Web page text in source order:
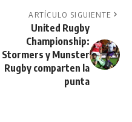
ARTÍCULO SIGUIENTE
United Rugby
Championship:
Stormers y Munster
Rugby comparten la
punta